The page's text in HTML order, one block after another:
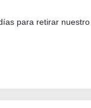
para retirar nuestro